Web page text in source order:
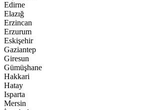
Edirne
Elazığ
Erzincan
Erzurum
Eskişehir
Gaziantep
Giresun
Gümüşhane
Hakkari
Hatay
Isparta
Mersin